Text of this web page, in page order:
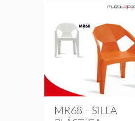
MR68 – SILLA